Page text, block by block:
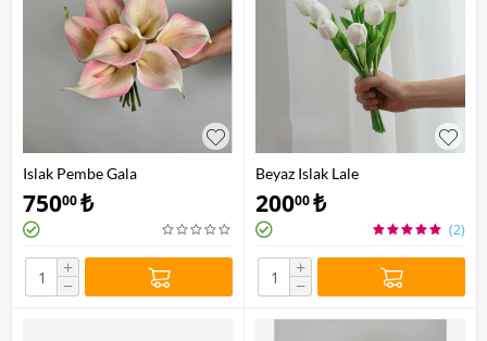
Islak Pembe Gala
75000₺
+
−
Beyaz Islak Lale
20000₺
(2)
+
−